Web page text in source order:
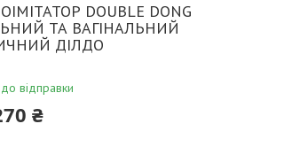
DOUBLE DONG
ТА ВАГІНАЛЬНИЙ
ДІЛДО
відправки
₴